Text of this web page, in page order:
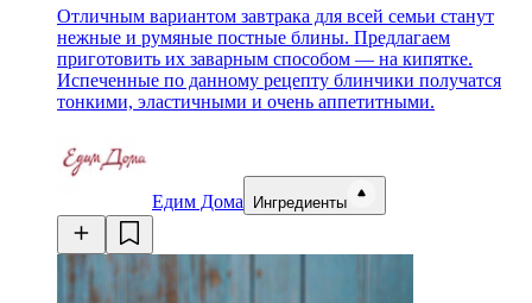
Отличным вариантом завтрака для всей семьи станут
нежные и румяные постные блины. Предлагаем
приготовить их заварным способом — на кипятке.
Испеченные по данному рецепту блинчики получатся
тонкими, эластичными и очень аппетитными.
Едим Дома Ингредиенты